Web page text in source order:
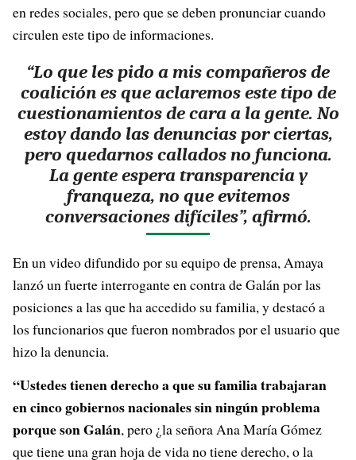
en redes sociales, pero que se deben pronunciar cuando
circulen este tipo de informaciones.
“Lo que les pido a mis compañeros de
coalición es que aclaremos este tipo de
cuestionamientos de cara a la gente. No
estoy dando las denuncias por ciertas,
pero quedarnos callados no funciona.
La gente espera transparencia y
franqueza, no que evitemos
conversaciones difíciles”, afirmó.
En un video difundido por su equipo de prensa, Amaya
lanzó un fuerte interrogante en contra de Galán por las
posiciones a las que ha accedido su familia, y destacó a
los funcionarios que fueron nombrados por el usuario que
hizo la denuncia.
“Ustedes tienen derecho a que su familia trabajaran
en cinco gobiernos nacionales sin ningún problema
porque son Galán, pero ¿la señora Ana María Gómez
que tiene una gran hoja de vida no tiene derecho, o la